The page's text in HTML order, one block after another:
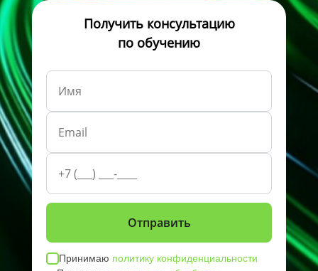
Получить консультацию
по обучению
Принимаю политику конфиденциальности